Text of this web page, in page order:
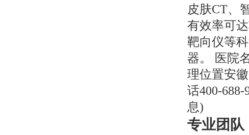
皮肤CT、
有效率可
靶向仪等
器。 医院
理位置安
话400-
息)
专业团队